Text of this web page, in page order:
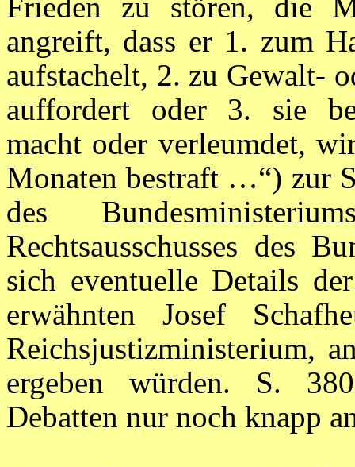
angreift, dass er 1. zum
aufstachelt, 2. zu Gewalt-
auffordert oder 3. sie
macht oder verleumdet,
Monaten bestraft …“) zur
des
Rechtsausschusses des
sich eventuelle Details
erwähnten Josef
Reichsjustizministerium,
ergeben würden. S.
Debatten nur noch knapp